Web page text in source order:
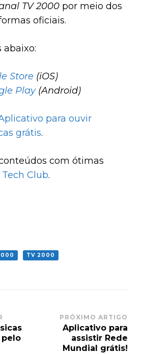
TV 2000 por meio dos
oficiais.
abaixo:
Store (iOS)
Play(Android)
para ouvir
grátis.
com ótimas
Club.
TV 2000
pelo
PRÓXIMO ARTIGO
Aplicativo para
assistir Rede
Mundial grátis!